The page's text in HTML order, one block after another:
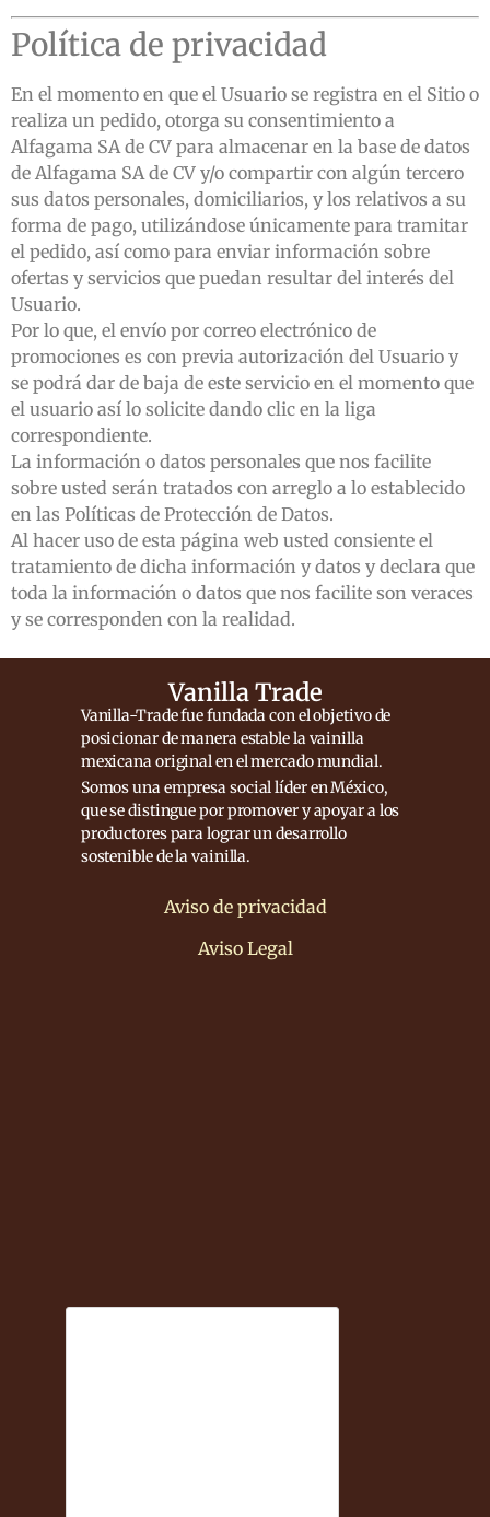
Política de privacidad
En el momento en que el Usuario se registra en el Sitio o
realiza un pedido, otorga su consentimiento a
Alfagama SA de CV para almacenar en la base de datos
de Alfagama SA de CV y/o compartir con algún tercero
sus datos personales, domiciliarios, y los relativos a su
forma de pago, utilizándose únicamente para tramitar
el pedido, así como para enviar información sobre
ofertas y servicios que puedan resultar del interés del
Usuario.
Por lo que, el envío por correo electrónico de
promociones es con previa autorización del Usuario y
se podrá dar de baja de este servicio en el momento que
el usuario así lo solicite dando clic en la liga
correspondiente.
La información o datos personales que nos facilite
sobre usted serán tratados con arreglo a lo establecido
en las Políticas de Protección de Datos.
Al hacer uso de esta página web usted consiente el
tratamiento de dicha información y datos y declara que
toda la información o datos que nos facilite son veraces
y se corresponden con la realidad.
Vanilla Trade
Vanilla-Trade fue fundada con el objetivo de
posicionar de manera estable la vainilla
mexicana original en el mercado mundial.
Somos una empresa social líder en México,
que se distingue por promover y apoyar a los
productores para lograr un desarrollo
sostenible de la vainilla.
Aviso de privacidad
Aviso Legal